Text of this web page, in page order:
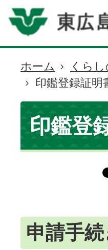
現
在
の
位
置
ホーム くら
印鑑登録証明
印鑑登
申請手続